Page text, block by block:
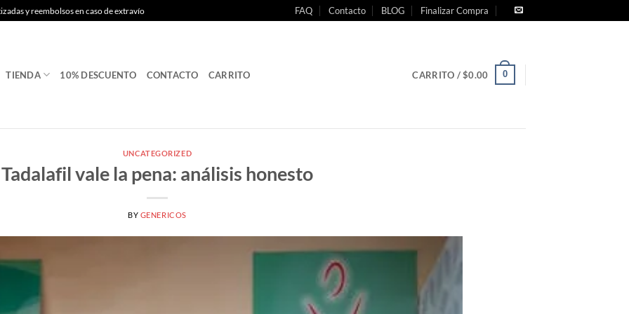
y reembolsos en caso de extravío FAQ Contacto BLOG Finalizar Compra
TIENDA 10% DESCUENTO CONTACTO CARRITO CARRITO /$0.00 0
UNCATEGORIZED
Tadalafil vale la pena: análisis honesto
BY GENERICOS